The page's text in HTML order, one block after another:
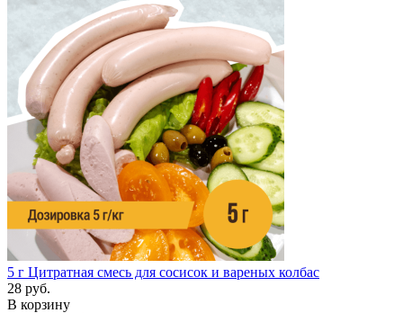
5 г Цитратная смесь для сосисок и вареных колбас
28 руб.
В корзину